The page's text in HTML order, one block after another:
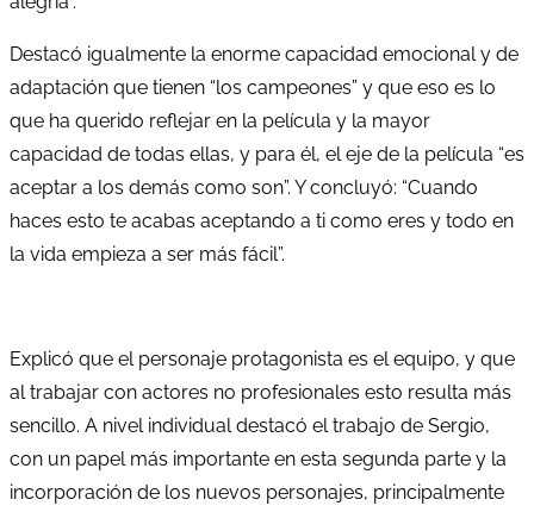
Destacó igualmente la enorme capacidad emocional y de
adaptación que tienen “los campeones” y que eso es lo
que ha querido reflejar en la película y la mayor
capacidad de todas ellas, y para él, el eje de la película “es
aceptar a los demás como son”. Y concluyó: “Cuando
haces esto te acabas aceptando a ti como eres y todo en
la vida empieza a ser más fácil”.
Explicó que el personaje protagonista es el equipo, y que
al trabajar con actores no profesionales esto resulta más
sencillo. A nivel individual destacó el trabajo de Sergio,
con un papel más importante en esta segunda parte y la
incorporación de los nuevos personajes, principalmente